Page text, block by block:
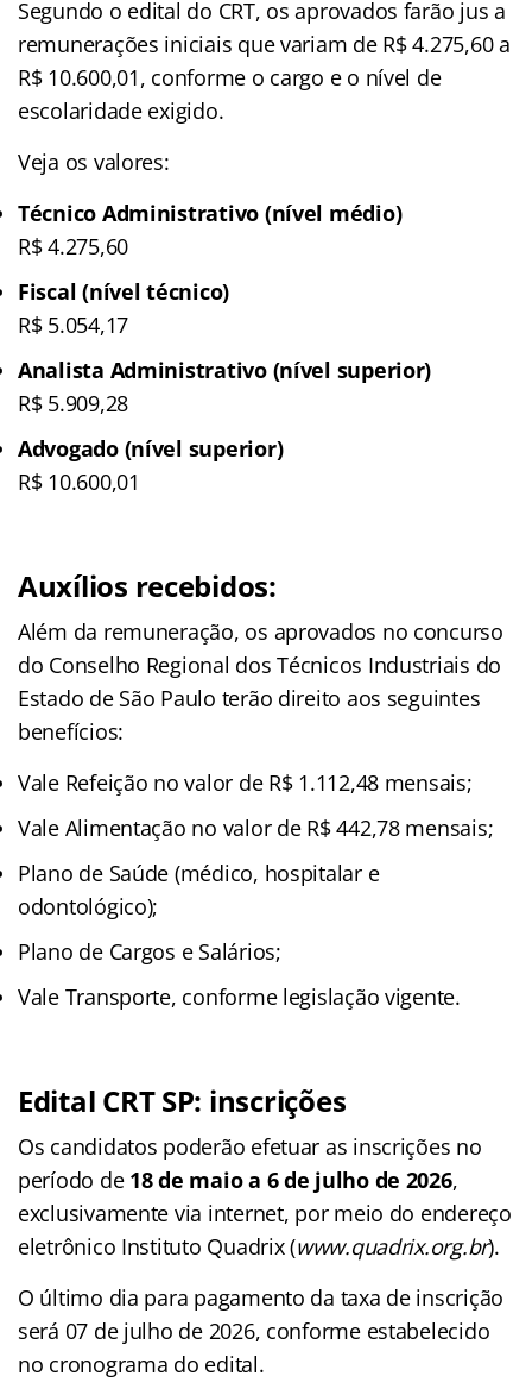
Segundo o edital do CRT, os aprovados farão jus a
remunerações iniciais que variam de R$ 4.275,60 a
R$ 10.600,01, conforme o cargo e o nível de
escolaridade exigido.
Veja os valores:
Técnico Administrativo (nível médio)
R$ 4.275,60
Fiscal (nível técnico)
R$ 5.054,17
Analista Administrativo (nível superior)
R$ 5.909,28
Advogado (nível superior)
R$ 10.600,01
Auxílios recebidos:
Além da remuneração, os aprovados no concurso
do Conselho Regional dos Técnicos Industriais do
Estado de São Paulo terão direito aos seguintes
benefícios:
Vale Refeição no valor de R$ 1.112,48 mensais;
Vale Alimentação no valor de R$ 442,78 mensais;
Plano de Saúde (médico, hospitalar e
odontológico);
Plano de Cargos e Salários;
Vale Transporte, conforme legislação vigente.
Edital CRT SP: inscrições
Os candidatos poderão efetuar as inscrições no
período de 18 de maio a 6 de julho de 2026,
exclusivamente via internet, por meio do endereço
eletrônico Instituto Quadrix (www.quadrix.org.br).
O último dia para pagamento da taxa de inscrição
será 07 de julho de 2026, conforme estabelecido
no cronograma do edital.